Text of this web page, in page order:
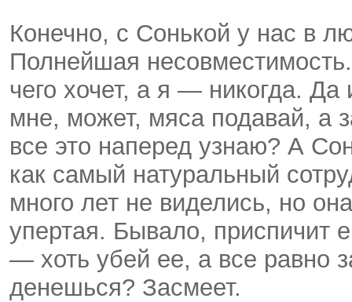
Конечно, с Сонькой у нас в
Полнейшая
чего хочет, а я — никогда. Да
мне, может, мяса подавай, а
все это наперед узнаю? А
как самый натуральный
много лет не виделись, но
упертая. Бывало, приспичит
— хоть убей ее, а все равно
денешься? Засмеет.